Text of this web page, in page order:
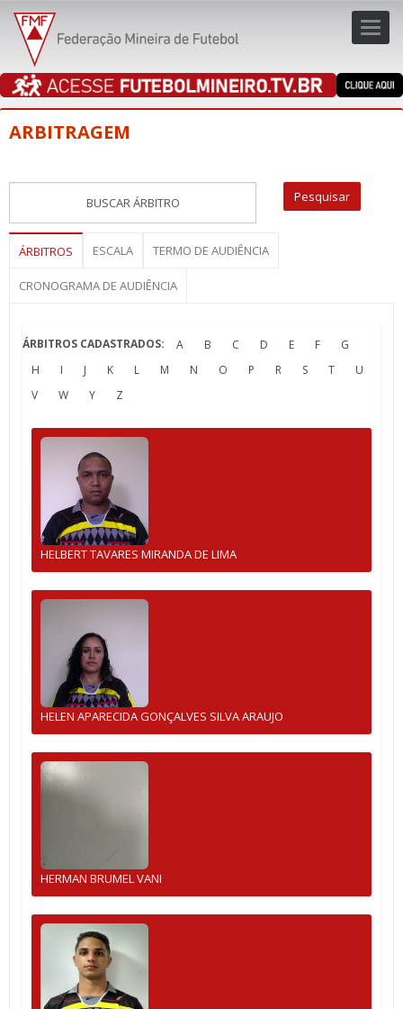
ARBITRAGEM
ÁRBITROS ESCALA TERMO DE AUDIÊNCIA
CRONOGRAMA DE AUDIÊNCIA
ÁRBITROS CADASTRADOS: A B C D E F
G
H
I J K L M N O P R S T
U
V
W Y Z
HELBERT TAVARES MIRANDA DE LIMA
HELEN APARECIDA GONÇALVES SILVA ARAUJO
HERMAN BRUMEL VANI